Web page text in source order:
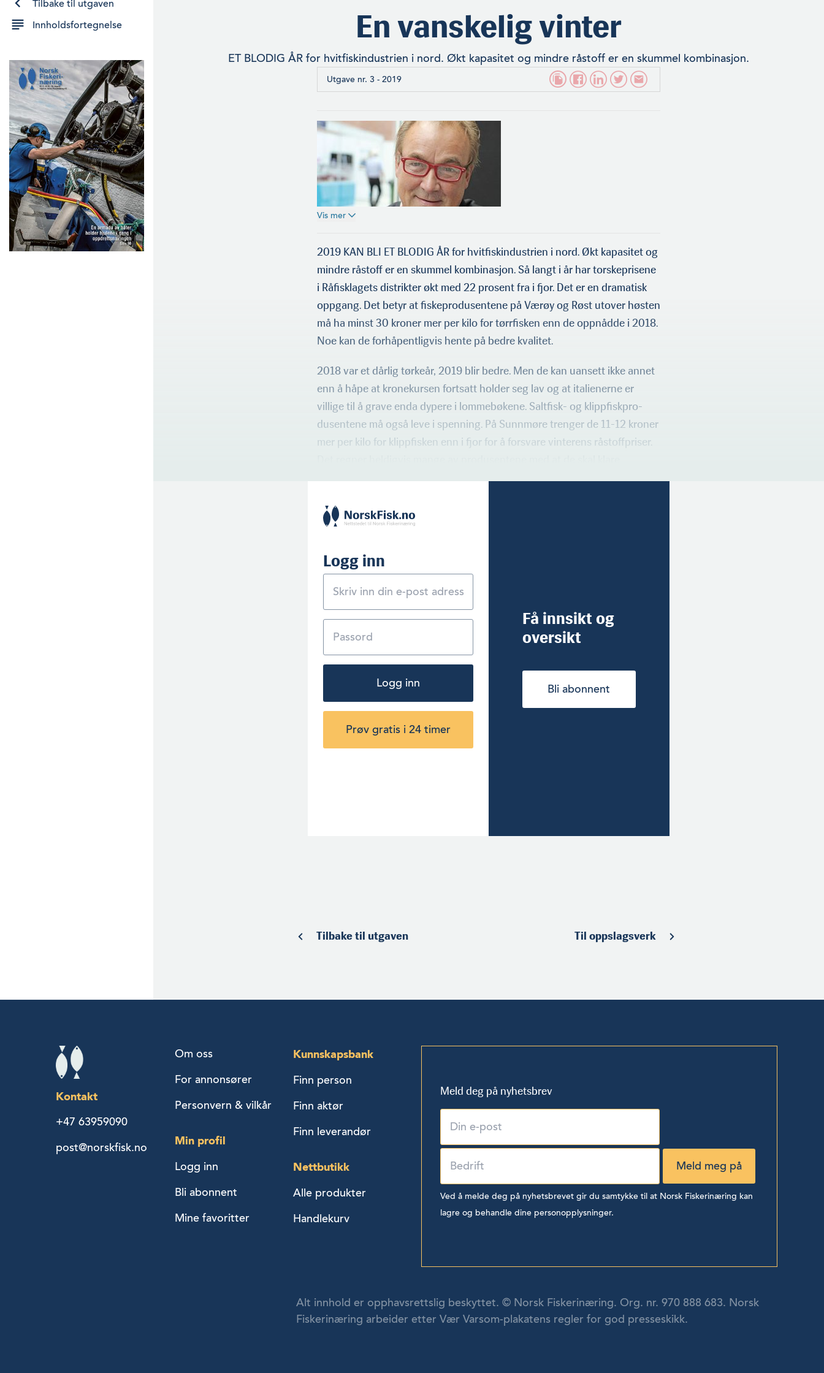
Tilbake til utgaven
Innholdsfortegnelse
En vanskelig vinter
ET BLODIG ÅR for hvitfiskindustrien i nord. Økt kapasitet og mindre råstoff er en skummel kombinasjon.
Utgave nr. 3 - 2019
Redaktør Thorvald Tande jr.
Vis mer
2019 KAN BLI ET BLODIG ÅR for hvitfiskindustrien i nord. Økt kapasitet og
mindre råstoff er en skummel kombinasjon. Så langt i år har torskeprisene
i Råfisklagets distrikter økt med 22 prosent fra i fjor. Det er en dramatisk
oppgang. Det betyr at fiskeprodu­sentene på Værøy og Røst utover høsten
må ha minst 30 kroner mer per kilo for tørrfisken enn de oppnådde i 2018.
Noe kan de forhåpentligvis hente på bedre kvalitet.
2018 var et dårlig tørkeår, 2019 blir bedre. Men de kan uansett ikke annet
enn å håpe at kronekursen fortsatt holder seg lav og at italienerne er
villige til å grave enda dypere i lommebøkene. Saltfisk- og klippfiskpro­
dusentene må også leve i spenning. På Sunnmøre trenger de 11-12 kroner
mer per kilo for klippfisken enn i fjor for å forsvare vinterens råstoffpriser.
Logg inn
Logg inn
Prøv gratis i 24 timer
Få innsikt og
oversikt
Bli abonnent
Tilbake til utgaven Til oppslagsverk
Kontakt
+47 63959090
post@norskfisk.no
Om oss
For annonsører
Personvern & vilkår
Min profil
Logg inn
Bli abonnent
Mine favoritter
Kunnskapsbank
Finn person
Finn aktør
Finn leverandør
Nettbutikk
Alle produkter
Handlekurv
Meld deg på nyhetsbrev
Ved å melde deg på nyhetsbrevet gir du samtykke til at Norsk Fiskerinæring kan
lagre og behandle dine personopplysninger.
Alt innhold er opphavsrettslig beskyttet. © Norsk Fiskerinæring. Org. nr. 970 888 683. Norsk
Fiskerinæring arbeider etter Vær Varsom-plakatens regler for god presseskikk.